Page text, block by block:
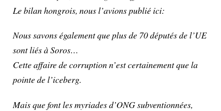
Le bilan hongrois, nous l’avionspublié ici:
Nous savons également que plus de 70 députés de l’UE
sont liés à Soros…
Cette affaire de corruption n’est certainement que la
pointe de l’iceberg.
Mais que font les myriades d’ONG subventionnées,